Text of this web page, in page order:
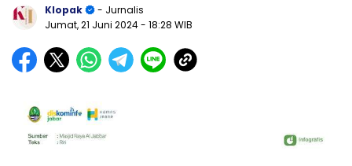
Klopak
- Jurnalis
Jumat, 21 Juni 2024- 18:28 WIB